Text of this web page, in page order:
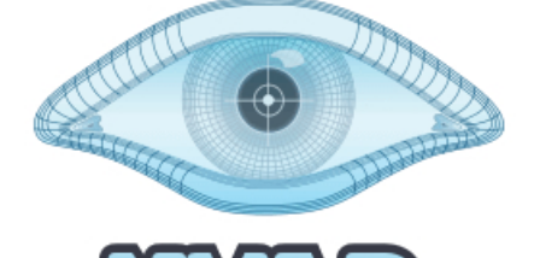
件全部删除或者进行替换，并且要将这些文件启动的进程全部杀
掉。最后要找到黑客的入侵方式，彻底切断黑客的入侵途经，封堵
漏洞。 服务器被攻击的症状 ​ 当服务器被攻击了，一般都会或多或
少表现出一定的症状，例如：CPU利用率升高，服务器网络流量增
加，内存占用率增加，出现不明进程，服务器处理能力变慢，异常
重启等等。如果服务器出现了这些症状，那就需要进行一次完整检
查了。 应急响应流程 ​ 第一件事情应该是切断网络，但是有些环境
不允许网络断开，就只能跳过这一步。 1. 查看历史命令 history #
检查Root用户的.bash_history 文件 cat /root/.bash_history # 检查普通